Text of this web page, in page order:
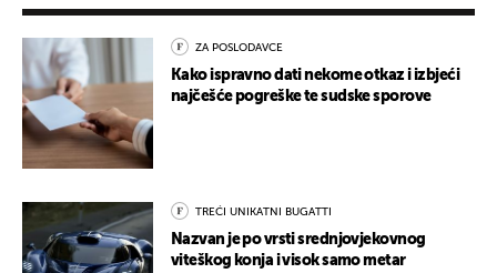
ZA POSLODAVCE
Kako ispravno dati nekome otkaz i izbjeći
najčešće pogreške te sudske sporove
TREĆI UNIKATNI BUGATTI
Nazvan je po vrsti srednjovjekovnog
viteškog konja i visok samo metar